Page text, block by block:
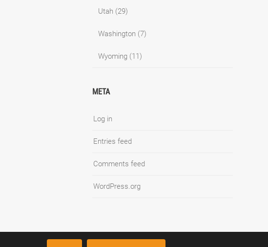
Utah (29)
Washington (7)
Wyoming (11)
META
Log in
Entries feed
Comments feed
WordPress.org